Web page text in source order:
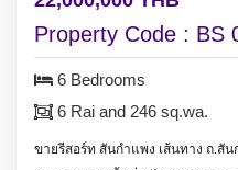
Property Code : BS
6 Bedrooms
6 Rai and 246 sq.wa.
ขายรีสอร์ท สันกำแพง เส้นทาง ถ.สั